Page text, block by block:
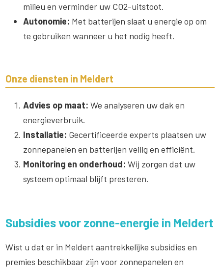
milieu en verminder uw CO2-uitstoot.
Autonomie: Met batterijen slaat u energie op om
te gebruiken wanneer u het nodig heeft.
Onze diensten in Meldert
Advies op maat: We analyseren uw dak en
energieverbruik.
Installatie: Gecertificeerde experts plaatsen uw
zonnepanelen en batterijen veilig en efficiënt.
Monitoring en onderhoud: Wij zorgen dat uw
systeem optimaal blijft presteren.
Subsidies voor zonne-energie in Meldert
Wist u dat er in Meldert aantrekkelijke subsidies en
premies beschikbaar zijn voor zonnepanelen en